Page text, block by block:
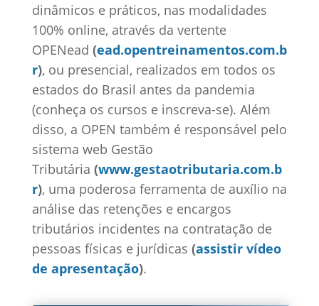
dinâmicos e práticos, nas modalidades
100% online, através da vertente
OPENead (ead.opentreinamentos.com.b
r), ou presencial, realizados em todos os
estados do Brasil antes da pandemia
(conheça os cursos e inscreva-se). Além
disso, a OPEN também é responsável pelo
sistema web Gestão
Tributária (www.gestaotributaria.com.b
r), uma poderosa ferramenta de auxílio na
análise das retenções e encargos
tributários incidentes na contratação de
pessoas físicas e jurídicas (assistir vídeo
de apresentação).